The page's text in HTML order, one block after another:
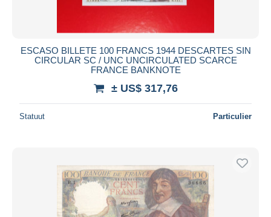
ESCASO BILLETE 100 FRANCS 1944 DESCARTES SIN
CIRCULAR SC / UNC UNCIRCULATED SCARCE
FRANCE BANKNOTE
± US$ 317,76
Statuut Particulier